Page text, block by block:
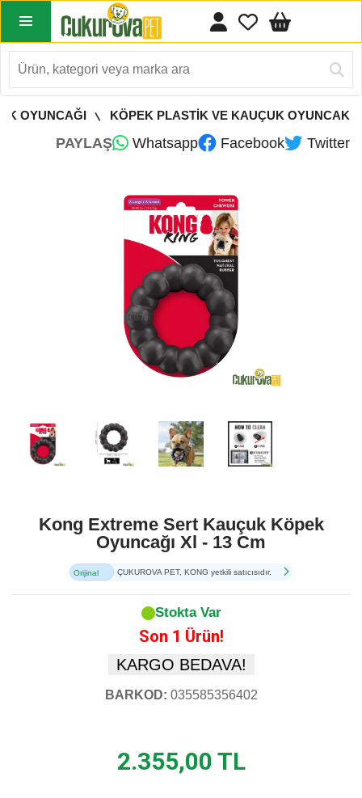
OYUNCAĞI KÖPEK PLASTİK VE KAUÇUK OYUNCAK
PAYLAŞ Whatsapp Facebook Twitter
Kong Extreme Sert Kauçuk Köpek
Oyuncağı Xl - 13 Cm
Orijinal
ÇUKUROVA PET, KONG yetkili satıcısıdır.
Stokta Var
Son 1 Ürün!
KARGO BEDAVA!
BARKOD: 035585356402
2.355,00 TL